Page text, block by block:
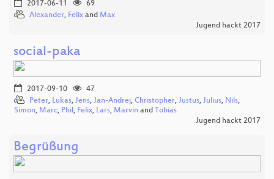
2017-06-11
69
Alexander, Felix and Max
Jugend hackt 2017
social-paka
2017-09-10
47
Peter, Lukas, Jens, Jan-Andrej, Christopher, Justus, Julius, Nils,
Simon, Marc, Phil , Felix, Lars, Marvin and Tobias
Jugend hackt 2017
Begrüßung